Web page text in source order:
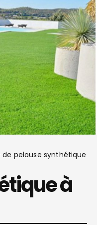
pelouse synthétique
à